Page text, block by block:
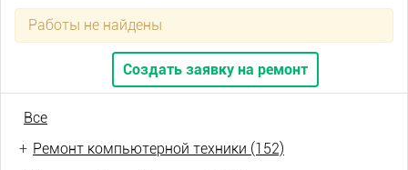
Работы не найдены
Создать заявку на ремонт
Все
+ Ремонт компьютерной техники (152)